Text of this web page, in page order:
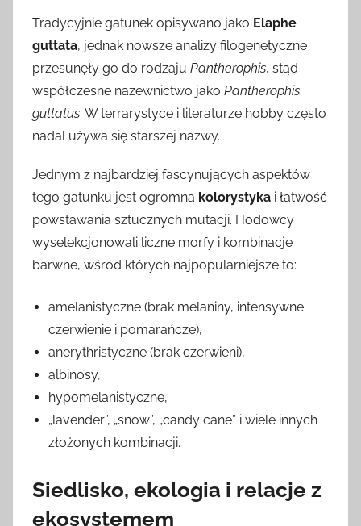
Tradycyjnie gatunek opisywano jako Elaphe
guttata, jednak nowsze analizy filogenetyczne
przesunęły go do rodzaju Pantherophis, stąd
współczesne nazewnictwo jako Pantherophis
guttatus. W terrarystyce i literaturze hobby często
nadal używa się starszej nazwy.
Jednym z najbardziej fascynujących aspektów
tego gatunku jest ogromna kolorystyka i łatwość
powstawania sztucznych mutacji. Hodowcy
wyselekcjonowali liczne morfy i kombinacje
barwne, wśród których najpopularniejsze to:
amelanistyczne (brak melaniny, intensywne
czerwienie i pomarańcze),
anerythristyczne (brak czerwieni),
albinosy,
hypomelanistyczne,
„lavender”, „snow”, „candy cane” i wiele innych
złożonych kombinacji.
Siedlisko, ekologia i relacje z
ekosystemem